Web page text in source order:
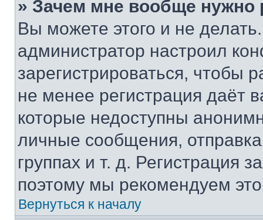
» Зачем мне вообще нужно
Вы можете этого и не
администратор настроил
зарегистрироваться, чтобы
не менее регистрация даёт
которые недоступны
личные сообщения,
группах и т. д. Регистрация
поэтому мы рекомендуем
Вернуться к началу